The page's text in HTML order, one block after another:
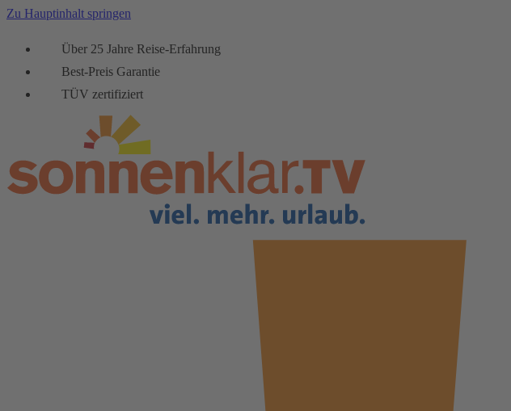
Zu Hauptinhalt springen
Über 25 Jahre Reise-Erfahrung
Best-Preis Garantie
TÜV zertifiziert